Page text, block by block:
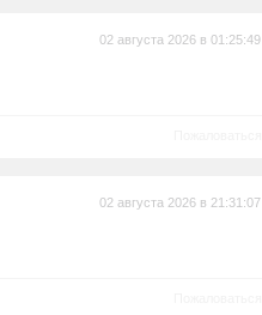
02 августа 2026 в 01:25:49
02 августа 2026 в 21:31:07